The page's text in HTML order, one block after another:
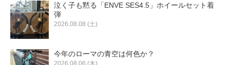
泣く子も黙る「ENVE SES4.5」ホイールセット着
弾
2026.08.08 (土)
今年のローマの青空は何色か？
2026.08.06 (木)